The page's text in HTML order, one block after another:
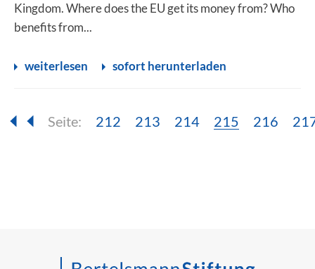
Kingdom. Where does the EU get its money from? Who
benefits from...
weiterlesen sofort herunterladen
Seite: Seite:
212 Seite:
213 Seite:
214 Seite:
215 Seite:
216